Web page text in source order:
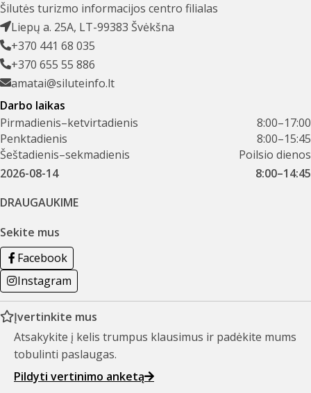
Šilutės turizmo informacijos centro filialas
Liepų a. 25A, LT-99383 Švėkšna
+370 441 68 035
+370 655 55 886
amatai@siluteinfo.lt
Darbo laikas
Pirmadienis–ketvirtadienis
8:00–17:00
Penktadienis
8:00–15:45
Šeštadienis–sekmadienis
Poilsio dienos
2026-08-14
8:00–14:45
DRAUGAUKIME
Sekite mus
Facebook
Instagram
Įvertinkite mus
Atsakykite į kelis trumpus klausimus ir padėkite mums
tobulinti paslaugas.
Pildyti vertinimo anketą